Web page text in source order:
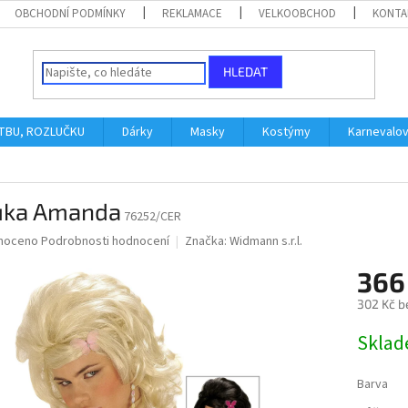
OBCHODNÍ PODMÍNKY REKLAMACE VELKOOBCHOD
HLEDAT
ROZLUČKU Dárky Masky Kostýmy
Amanda 76252/CER
Podrobnosti hodnocení Značka: Widmann s.r.l.
302 Kč
cena:
Barva